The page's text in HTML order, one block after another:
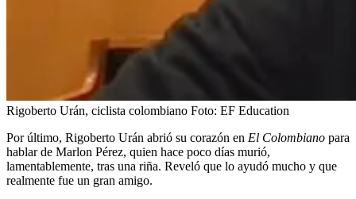
Rigoberto Urán, ciclista colombiano Foto: EF Education
Por último, Rigoberto Urán abrió su corazón en El Colombiano para
hablar de Marlon Pérez, quien hace poco días murió,
lamentablemente, tras una riña. Reveló que lo ayudó mucho y que
realmente fue un gran amigo.